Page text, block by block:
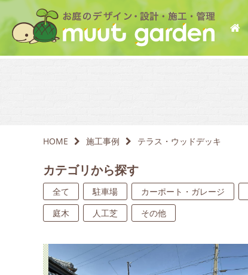
HOME 施工事例 テラス・ウッドデッキ
カテゴリから探す
全て 駐車場 カーポート・ガレージ
庭木
人工芝 その他